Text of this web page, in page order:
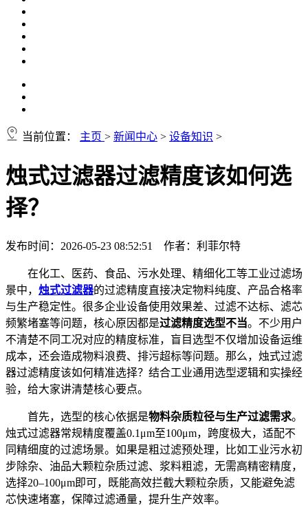
当前位置： 主页 > 新闻中心 > 设备知识 >
烛式过滤器过滤精度该如何选
择？
发布时间：2026-05-23 08:52:51 作者：利菲尔特
在化工、医药、食品、污水处理、精细化工等工业过滤场
景中， 烛式过滤器的过滤精度直接决定物料纯度、产品合格率
与生产稳定性。很多企业设备使用效果差、过滤不达标、滤芯
频繁堵塞等问题，核心原因都是过滤精度选型不当。不少用户
不清楚不同工况对应的精度标准，盲目选型不仅增加设备运维
成本，还会造成物料浪费、排污超标等问题。那么，烛式过滤
器过滤精度该如何精准选择？结合工业通用选型逻辑和实操经
验，给大家讲清楚核心要点。
首先，选型的核心依据是物料杂质粒径与生产过滤需求。
烛式过滤器常规精度覆盖0.1μm至100μm，跨度极大，适配不
同精细度的过滤场景。如果是粗过滤预处理，比如工业污水初
步除杂、油品大颗粒杂质过滤、浆料粗滤，无需高精密精度，
选择20–100μm即可，既能高效拦截大颗粒杂质，又能避免滤
芯快速堵塞，保障过滤通量，提升生产效率。